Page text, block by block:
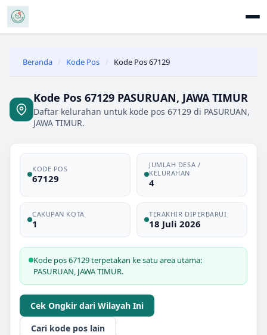
Beranda / Kode Pos / Kode Pos 67129
Kode Pos 67129 PASURUAN, JAWA TIMUR
Daftar kelurahan untuk kode pos 67129 di PASURUAN,
JAWA TIMUR.
KODE POS
67129
JUMLAH DESA /
KELURAHAN
4
CAKUPAN KOTA
1
TERAKHIR DIPERBARUI
18 Juli 2026
Kode pos 67129 terpetakan ke satu area utama:
PASURUAN, JAWA TIMUR.
Cek Ongkir dari Wilayah Ini
Cari kode pos lain